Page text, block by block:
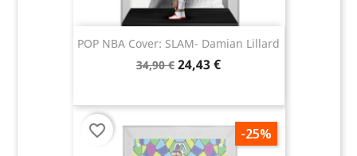
POP NBA Cover: SLAM- Damian Lillard
34,90 € 24,43 €
-25%
favorite_border